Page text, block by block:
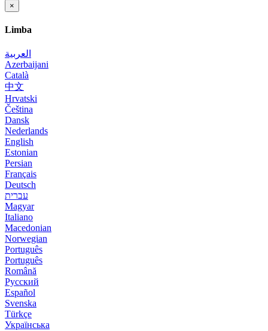
×
Limba
العربية
Azerbaijani
Català
中文
Hrvatski
Čeština
Dansk
Nederlands
English
Estonian
Persian
Français
Deutsch
עברית
Magyar
Italiano
Macedonian
Norwegian
Português
Português
Română
Русский
Español
Svenska
Türkçe
Українська